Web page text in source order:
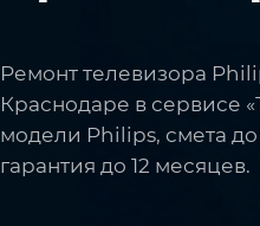
Ремонт телевизора
Краснодаре в сервисе
модели Philips, смета
гарантия до 12 месяцев.